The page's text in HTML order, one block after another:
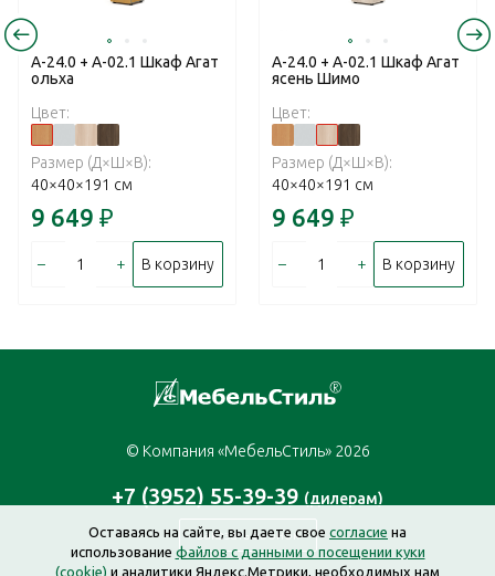
А-24.0 + А-02.1 Шкаф Агат
ольха
Цвет:
Размер (Д×Ш×В):
40×40×191 см
9 649 ₽
– + В корзину
А-24.0 + А-02.1 Шкаф Агат
ясень Шимо
Цвет:
Размер (Д×Ш×В):
40×40×191 см
9 649 ₽
– + В корзину
© Компания «МебельСтиль» 2026
+7 (3952) 55-39-39 (дилерам)
Заказать звонок
Оставаясь на сайте, вы даете свое согласие на
использование файлов с данными о посещении куки
(cookie) и аналитики Яндекс.Метрики, необходимых нам